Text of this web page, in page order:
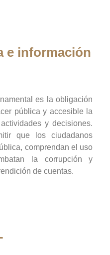
e información
es la obligación
pública y accesible la
y decisiones.
que los ciudadanos
comprendan el uso
la corrupción y
de cuentas.